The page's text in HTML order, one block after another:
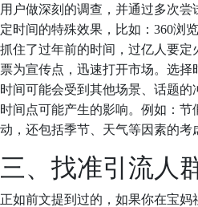
用户做深刻的调查，并通过多次
定时间的特殊效果，比如：360浏
抓住了过年前的时间，过亿人要
票为宣传点，迅速打开市场。选
时间可能会受到其他场景、话题
时间点可能产生的影响。例如：
动，还包括季节、天气等因素的考
三、找准引流人
正如前文提到过的，如果你在宝